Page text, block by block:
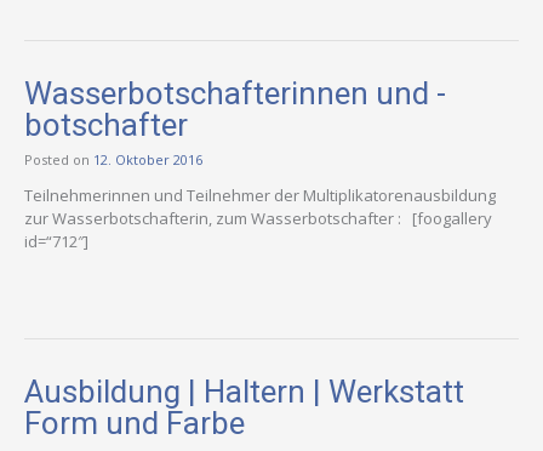
Wasserbotschafterinnen und -
botschafter
Posted on 12. Oktober 2016
Teilnehmerinnen und Teilnehmer der Multiplikatorenausbildung
zur Wasserbotschafterin, zum Wasserbotschafter : [foogallery
id=“712″]
Ausbildung | Haltern | Werkstatt
Form und Farbe